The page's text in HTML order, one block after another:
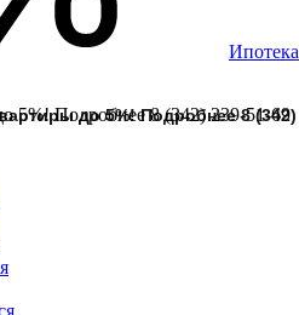
Ипотека
5%! Подробнее 8 (342) 239-51-69